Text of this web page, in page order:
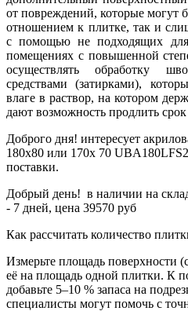
от повреждений, которые могут
отношением к плитке, так и
с помощью не подходящих
помещениях с повышенной
осуществлять обработку
средствами (затирками),
влаге в раствор, на котором
дают возможность продлить
Доброго дня! интересует
180x80 или 170x 70
поставки.
Добрый день! в наличии на
- 7 дней, цена 39570 руб
Как рассчитать количество
Измерьте площадь поверхности
её на площадь одной плитки. К
добавьте 5–10 % запаса на
специалисты могут помочь с